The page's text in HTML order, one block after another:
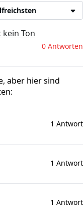
Ton
0 Antworten
aber hier sind
1 Antwort
1 Antwort
1 Antwort